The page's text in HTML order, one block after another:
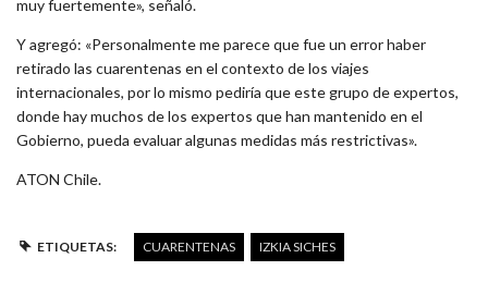
muy fuertemente», señaló.
Y agregó: «Personalmente me parece que fue un error haber
retirado las cuarentenas en el contexto de los viajes
internacionales, por lo mismo pediría que este grupo de expertos,
donde hay muchos de los expertos que han mantenido en el
Gobierno, pueda evaluar algunas medidas más restrictivas».
ATON Chile.
ETIQUETAS: CUARENTENAS IZKIA SICHES